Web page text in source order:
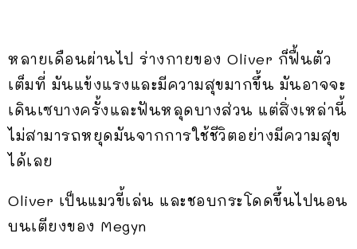
หลายเดือนผ่านไป ร่างกายของ Oliver ก็ฟื้นตัว
เต็มที่ มันแข้งแรงและมีความสุขมากขึ้น มันอาจจะ
เดินเซบางครั้งและฟันหลุดบางส่วน แต่สิ่งเหล่านี้
ไม่สามารถหยุดมันจากการใช้ชีวิตอย่างมีความสุข
ได้เลย
Oliver เป็นแมวขี้เล่น และชอบกระโดดขึ้นไปนอน
บนเตียงของ Megyn